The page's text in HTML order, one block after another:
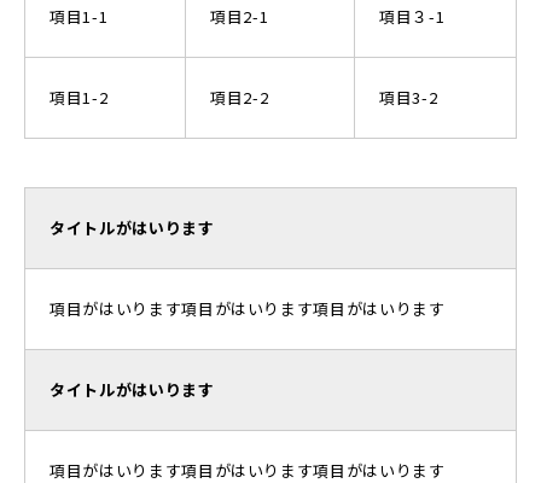
項目1-1 項目2-1 項目３-1
項目1-2 項目2-2 項目3-2
タイトルがはいります
項目がはいります項目がはいります項目がはいります
タイトルがはいります
項目がはいります項目がはいります項目がはいります